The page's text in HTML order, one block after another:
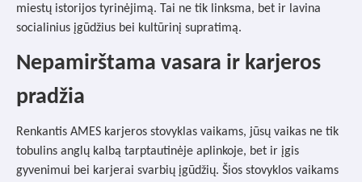
miestų istorijos tyrinėjimą. Tai ne tik linksma, bet ir lavina
socialinius įgūdžius bei kultūrinį supratimą.
Nepamirštama vasara ir karjeros
pradžia
Renkantis AMES karjeros stovyklas vaikams, jūsų vaikas ne tik
tobulins anglų kalbą tarptautinėje aplinkoje, bet ir įgis
gyvenimui bei karjerai svarbių įgūdžių. Šios stovyklos vaikams